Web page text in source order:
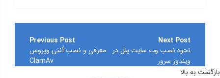
راهبری
نوشته
معرفی و نصب آنتی ویروس
ClamAv
نحوه نصب وب سایت پنل در
ویندوز سرور
بازگشت به بالا